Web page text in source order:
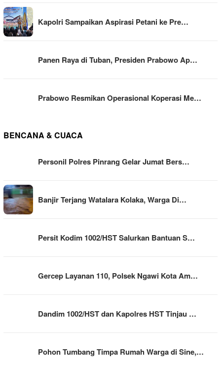
Kapolri Sampaikan Aspirasi Petani ke Pre…
Panen Raya di Tuban, Presiden Prabowo Ap…
Prabowo Resmikan Operasional Koperasi Me…
BENCANA & CUACA
Personil Polres Pinrang Gelar Jumat Bers…
Banjir Terjang Watalara Kolaka, Warga Di…
Persit Kodim 1002/HST Salurkan Bantuan S…
Gercep Layanan 110, Polsek Ngawi Kota Am…
Dandim 1002/HST dan Kapolres HST Tinjau …
Pohon Tumbang Timpa Rumah Warga di Sine,…